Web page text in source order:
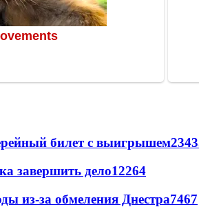
билет с выигрышем
завершить дело12264
из-за обмеления Днестра7467